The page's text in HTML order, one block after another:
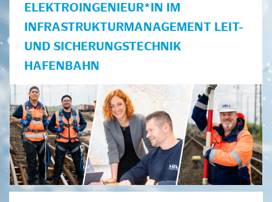
ELEKTROINGENIEUR*IN IM
INFRASTRUKTURMANAGEMENT LEIT-
UND SICHERUNGSTECHNIK
HAFENBAHN